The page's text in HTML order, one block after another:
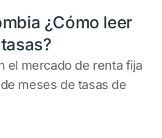
¿Cómo leer
el mercado de renta fija
meses de tasas de